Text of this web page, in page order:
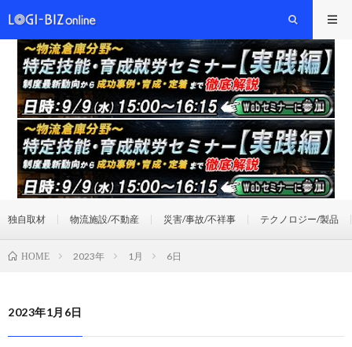
独自取材 物流施設/不動産 災害/事故/不祥事 テクノロジー/製品
HOME 2023年 1月 6日
2023年1月6日